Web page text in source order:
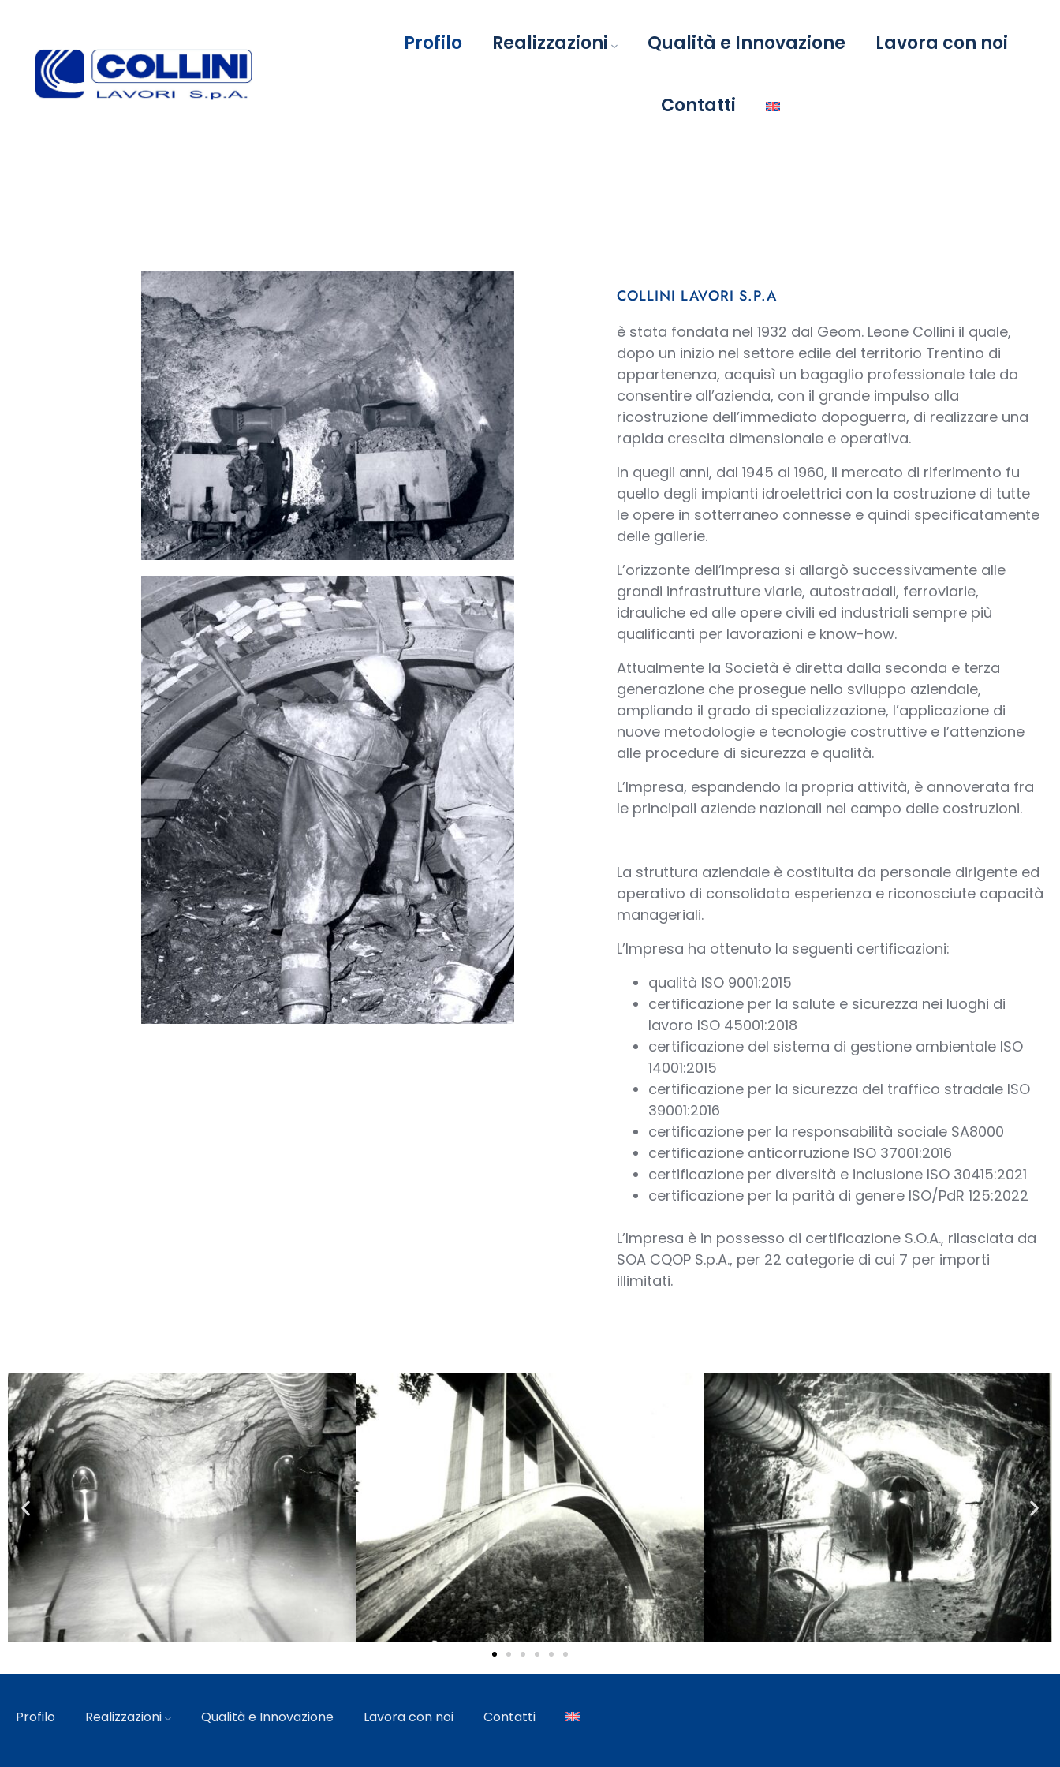
Profilo Realizzazioni Qualità e Innovazione Lavora con noi
Contatti
COLLINI LAVORI S.P.A
è stata fondata nel 1932 dal Geom. Leone Collini il quale,
dopo un inizio nel settore edile del territorio Trentino di
appartenenza, acquisì un bagaglio professionale tale da
consentire all’azienda, con il grande impulso alla
ricostruzione dell’immediato dopoguerra, di realizzare una
rapida crescita dimensionale e operativa.
In quegli anni, dal 1945 al 1960, il mercato di riferimento fu
quello degli impianti idroelettrici con la costruzione di tutte
le opere in sotterraneo connesse e quindi specificatamente
delle gallerie.
L’orizzonte dell’Impresa si allargò successivamente alle
grandi infrastrutture viarie, autostradali, ferroviarie,
idrauliche ed alle opere civili ed industriali sempre più
qualificanti per lavorazioni e know-how.
Attualmente la Società è diretta dalla seconda e terza
generazione che prosegue nello sviluppo aziendale,
ampliando il grado di specializzazione, l’applicazione di
nuove metodologie e tecnologie costruttive e l’attenzione
alle procedure di sicurezza e qualità.
L’Impresa, espandendo la propria attività, è annoverata fra
le principali aziende nazionali nel campo delle costruzioni.
La struttura aziendale è costituita da personale dirigente ed
operativo di consolidata esperienza e riconosciute capacità
manageriali.
L’Impresa ha ottenuto la seguenti certificazioni:
qualità ISO 9001:2015
certificazione per la salute e sicurezza nei luoghi di
lavoro ISO 45001:2018
certificazione del sistema di gestione ambientale ISO
14001:2015
certificazione per la sicurezza del traffico stradale ISO
39001:2016
certificazione per la responsabilità sociale SA8000
certificazione anticorruzione ISO 37001:2016
certificazione per diversità e inclusione ISO 30415:2021
certificazione per la parità di genere ISO/PdR 125:2022
L’Impresa è in possesso di certificazione S.O.A., rilasciata da
SOA CQOP S.p.A., per 22 categorie di cui 7 per importi
illimitati.
Profilo Realizzazioni Qualità e Innovazione Lavora con noi Contatti